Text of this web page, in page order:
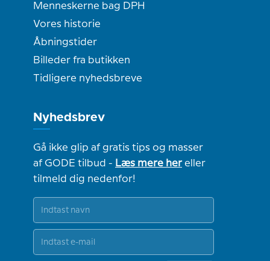
Menneskerne bag DPH
Vores historie
Åbningstider
Billeder fra butikken
Tidligere nyhedsbreve
Nyhedsbrev
Gå ikke glip af gratis tips og masser
af GODE tilbud - Læs mere hereller
tilmeld dig nedenfor!